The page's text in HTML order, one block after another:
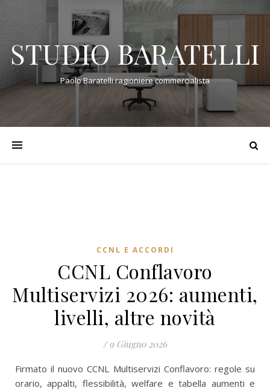
STUDIO BARATELLI
Paolo Baratelli ragioniere commercialista
CCNL E ACCORDI
CCNL Conflavoro
Multiservizi 2026: aumenti,
livelli, altre novità
/ 9 Giugno 2026
Firmato il nuovo CCNL Multiservizi Conflavoro: regole su
orario, appalti, flessibilità, welfare e tabella aumenti e